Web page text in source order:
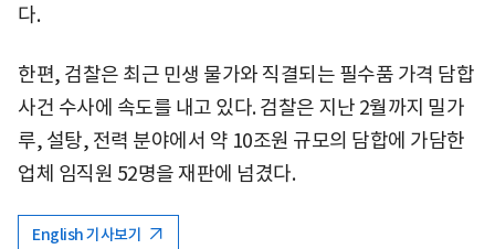
다.
한편, 검찰은 최근 민생 물가와 직결되는 필수품 가격 담합
사건 수사에 속도를 내고 있다. 검찰은 지난 2월까지 밀가
루, 설탕, 전력 분야에서 약 10조원 규모의 담합에 가담한
업체 임직원 52명을 재판에 넘겼다.
English 기사보기